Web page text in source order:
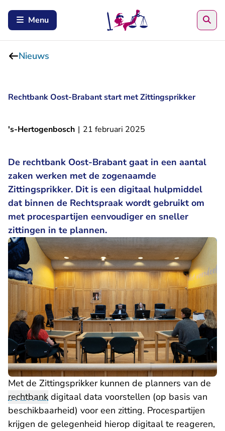
Menu
Nieuws
Rechtbank Oost-Brabant start met Zittingsprikker
's-Hertogenbosch | 21 februari 2025
De rechtbank Oost-Brabant gaat in een aantal
zaken werken met de zogenaamde
Zittingsprikker. Dit is een digitaal hulpmiddel
dat binnen de Rechtspraak wordt gebruikt om
met procespartijen eenvoudiger en sneller
zittingen in te plannen.
Met de Zittingsprikker kunnen de planners van de
rechtbank digitaal data voorstellen (op basis van
beschikbaarheid) voor een zitting. Procespartijen
krijgen de gelegenheid hierop digitaal te reageren,